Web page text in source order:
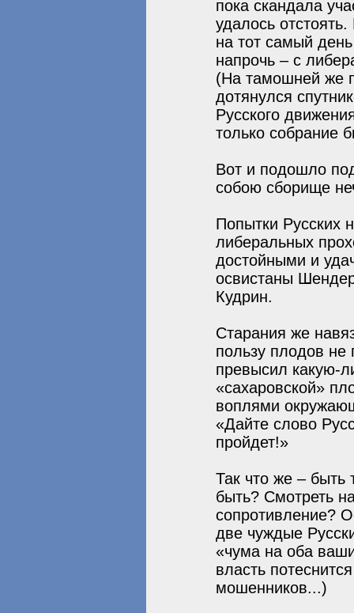
пока скандала
удалось
на тот самый
напрочь – с
(На тамошней же
дотянулся
Русского
только собрание
Вот и подошло
собою сборище
Попытки Русских
либеральных
достойными и
освистаны
Кудрин.
Старания же
пользу плодов не
превысил какую-
«сахаровской»
воплями
«Дайте слово
пройдет!»
Так что же – быть
быть? Смотреть
сопротивление?
две чуждые
«чума на оба
власть
мошенников...)